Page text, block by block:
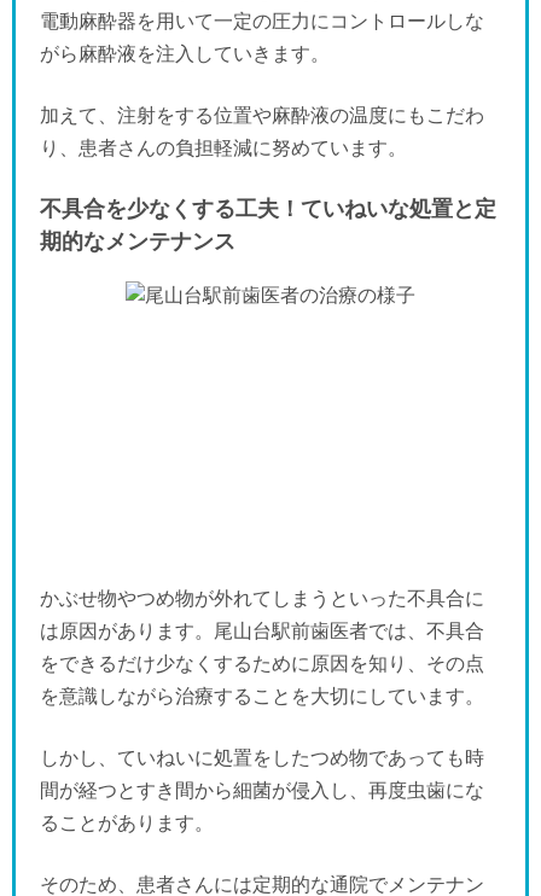
電動麻酔器を用いて一定の圧力にコントロールしな
がら麻酔液を注入していきます。
加えて、注射をする位置や麻酔液の温度にもこだわ
り、患者さんの負担軽減に努めています。
不具合を少なくする工夫！ていねいな処置と定
期的なメンテナンス
かぶせ物やつめ物が外れてしまうといった不具合に
は原因があります。尾山台駅前歯医者では、不具合
をできるだけ少なくするために原因を知り、その点
を意識しながら治療することを大切にしています。
しかし、ていねいに処置をしたつめ物であっても時
間が経つとすき間から細菌が侵入し、再度虫歯にな
ることがあります。
そのため、患者さんには定期的な通院でメンテナン